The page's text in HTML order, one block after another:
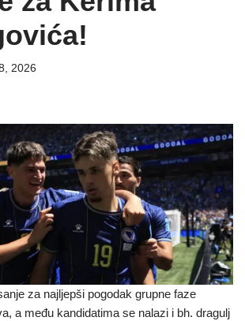
2026
za najljepši pogodak grupne faze
a među kandidatima se nalazi i bh. dragulj